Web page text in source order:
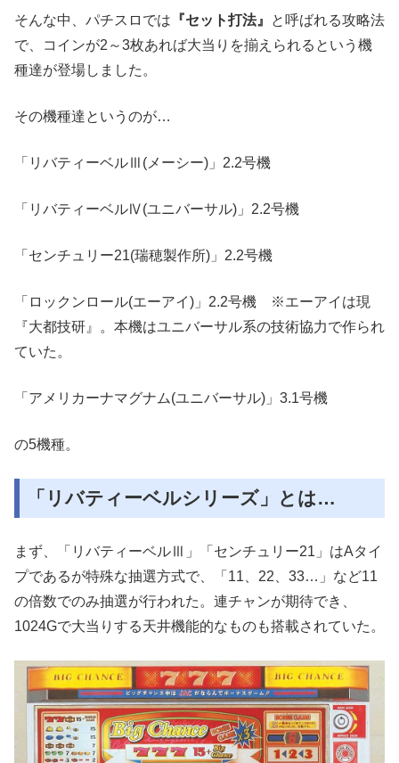
そんな中、パチスロでは 『セット打法』
と呼ばれる攻略法
で、コインが2～3枚あれば大当りを揃えられるという機
種達が登場しました。
その機種達というのが…
「リバティーベルⅢ(メーシー)」2.2号機
「リバティーベルⅣ(ユニバーサル)」2.2号機
「センチュリー21(瑞穂製作所)」2.2号機
「ロックンロール(エーアイ)」2.2号機 ※エーアイは現
『大都技研』。本機はユニバーサル系の技術協力で作られ
ていた。
「アメリカーナマグナム(ユニバーサル)」3.1号機
の5機種。
「リバティーベルシリーズ」とは…
まず、「リバティーベルⅢ」「センチュリー21」はAタイ
プであるが特殊な抽選方式で、「11、22、33…」など11
の倍数でのみ抽選が行われた。連チャンが期待でき、
1024Gで大当りする天井機能的なものも搭載されていた。